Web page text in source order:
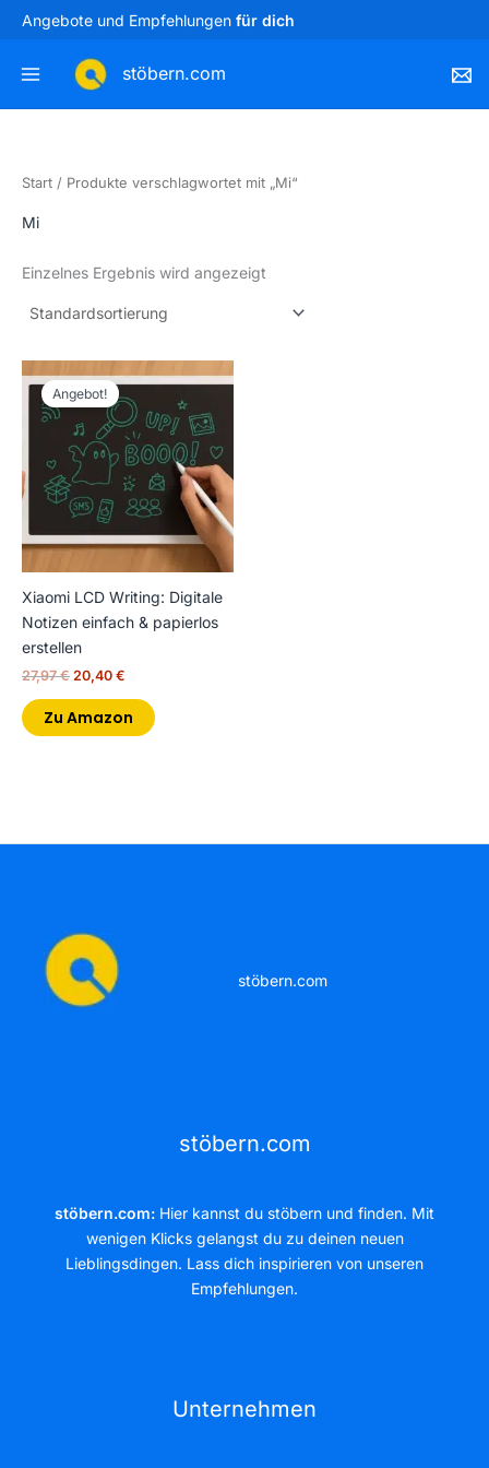
ZumAngebote und Empfehlungen für dich
stöbern.com
Start / Produkte verschlagwortet mit „Mi“
Mi
Einzelnes Ergebnis wird angezeigt
Angebot!
Xiaomi LCD Writing: Digitale
Notizen einfach & papierlos
erstellen
27,97€
Preis
war:
27,97 €
20,40 €
Preis
ist:
20,40 €.
Zu Amazon
stöbern.com
stöbern.com
stöbern.com: Hier kannst du stöbern und finden. Mit
wenigen Klicks gelangst du zu deinen neuen
Lieblingsdingen. Lass dich inspirieren von unseren
Empfehlungen.
Unternehmen